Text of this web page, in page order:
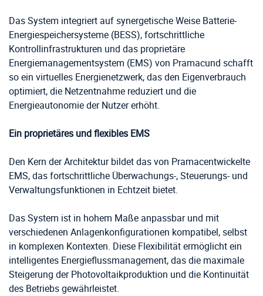
Das System integriert auf synergetische Weise Batterie-
Energiespeichersysteme (BESS), fortschrittliche
Kontrollinfrastrukturen und das proprietäre
Energiemanagementsystem (EMS) von Pramacund schafft
so ein virtuelles Energienetzwerk, das den Eigenverbrauch
optimiert, die Netzentnahme reduziert und die
Energieautonomie der Nutzer erhöht.
Ein proprietäres und flexibles EMS
Den Kern der Architektur bildet das von Pramacentwickelte
EMS, das fortschrittliche Überwachungs-, Steuerungs- und
Verwaltungsfunktionen in Echtzeit bietet.
Das System ist in hohem Maße anpassbar und mit
verschiedenen Anlagenkonfigurationen kompatibel, selbst
in komplexen Kontexten. Diese Flexibilität ermöglicht ein
intelligentes Energieflussmanagement, das die maximale
Steigerung der Photovoltaikproduktion und die Kontinuität
des Betriebs gewährleistet.